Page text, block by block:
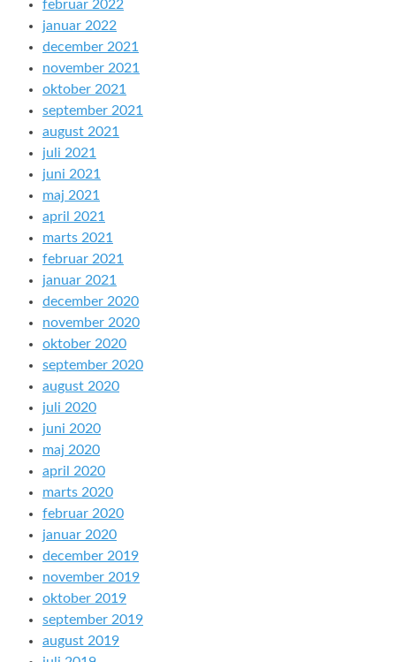
februar 2022
januar 2022
december 2021
november 2021
oktober 2021
september 2021
august 2021
juli 2021
juni 2021
maj 2021
april 2021
marts 2021
februar 2021
januar 2021
december 2020
november 2020
oktober 2020
september 2020
august 2020
juli 2020
juni 2020
maj 2020
april 2020
marts 2020
februar 2020
januar 2020
december 2019
november 2019
oktober 2019
september 2019
august 2019